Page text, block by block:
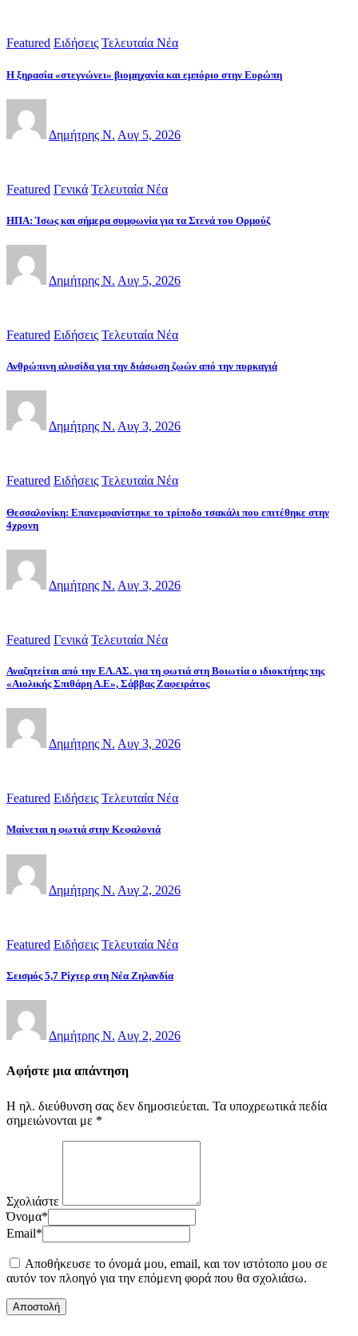
Featured Ειδήσεις Τελευταία Νέα
Η ξηρασία «στεγνώνει» βιομηχανία και εμπόριο στην Ευρώπη
Δημήτρης Ν. Αυγ 5, 2026
Featured Γενικά Τελευταία Νέα
ΗΠΑ: Ίσως και σήμερα συμφωνία για τα Στενά του Ορμούζ
Δημήτρης Ν. Αυγ 5, 2026
Featured Ειδήσεις Τελευταία Νέα
Ανθρώπινη αλυσίδα για την διάσωση ζωών από την πυρκαγιά
Δημήτρης Ν. Αυγ 3, 2026
Featured Ειδήσεις Τελευταία Νέα
Θεσσαλονίκη: Επανεμφανίστηκε το τρίποδο τσακάλι που επιτέθηκε στην
4χρονη
Δημήτρης Ν. Αυγ 3, 2026
Featured Γενικά Τελευταία Νέα
Αναζητείται από την ΕΛ.ΑΣ. για τη φωτιά στη Βοιωτία ο ιδιοκτήτης της
«Αιολικής Σπιθάρη Α.Ε», Σάββας Ζαφειράτος
Δημήτρης Ν. Αυγ 3, 2026
Featured Ειδήσεις Τελευταία Νέα
Μαίνεται η φωτιά στην Κεφαλονιά
Δημήτρης Ν. Αυγ 2, 2026
Featured Ειδήσεις Τελευταία Νέα
Σεισμός 5,7 Ρίχτερ στη Νέα Ζηλανδία
Δημήτρης Ν. Αυγ 2, 2026
Αφήστε μια απάντηση
Η ηλ. διεύθυνση σας δεν δημοσιεύεται. Τα υποχρεωτικά πεδία
σημειώνονται με *
Σχολιάστε
Όνομα*
Email*
Αποθήκευσε το όνομά μου, email, και τον ιστότοπο μου σε
αυτόν τον πλοηγό για την επόμενη φορά που θα σχολιάσω.